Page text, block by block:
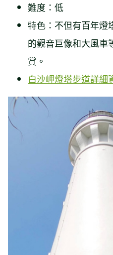
難度：低
特色：不但有百年燈
的觀音巨像和大風車
賞。
白沙岬燈塔步道詳細